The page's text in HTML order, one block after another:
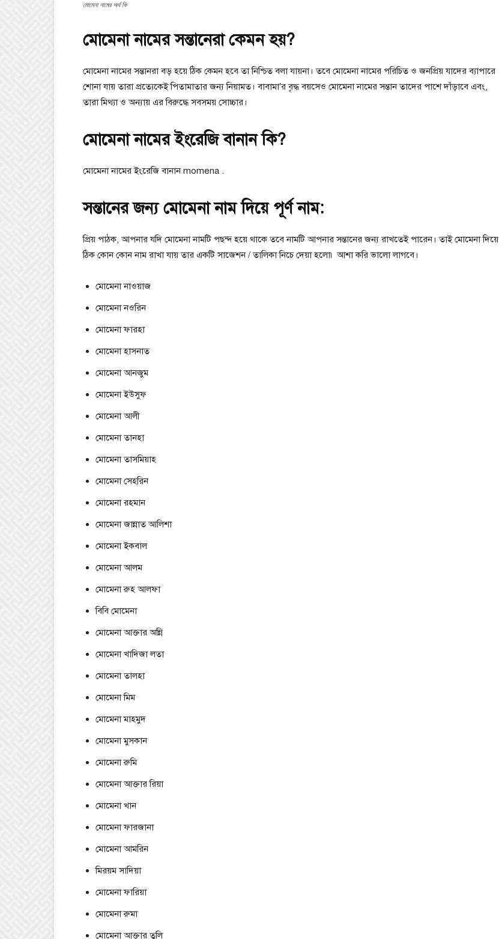
মোমেনা নামের অর্থ কি
মোমেনা নামের সন্তানেরা কেমন হয়?
মোমেনা নামের সন্তানরা বড় হয়ে ঠিক কেমন হবে তা নিশ্চিত বলা যায়না। তবে মোমেনা নামের পরিচিত ও জনপ্রিয় যাদের ব্যাপারে
শোনা যায় তারা প্রত্যেকেই পিতামাতার জন্য নিয়ামত। বাবামা’র বৃদ্ধ বয়সেও মোমেনা নামের সন্তান তাদের পাশে দাঁড়াবে এবং,
তারা মিথ্যা ও অন্যায় এর বিরুদ্ধে সবসময় সোচ্চার।
মোমেনা নামের ইংরেজি বানান কি?
মোমেনা নামের ইংরেজি বানান momena .
সন্তানের জন্য মোমেনা নাম দিয়ে পূর্ণ নাম:
প্রিয় পাঠক, আপনার যদি মোমেনা নামটি পছন্দ হয়ে থাকে তবে নামটি আপনার সন্তানের জন্য রাখতেই পারেন। তাই মোমেনা দিয়ে
ঠিক কোন কোন নাম রাখা যায় তার একটি সাজেশন / তালিকা নিচে দেয়া হলো৷ আশা করি ভালো লাগবে।
মোমেনা নাওয়াজ
মোমেনা নওরিন
মোমেনা ফারহা
মোমেনা হাসনাত
মোমেনা আনজুম
মোমেনা ইউসুফ
মোমেনা আলী
মোমেনা তানহা
মোমেনা তাসমিয়াহ
মোমেনা সেহরিন
মোমেনা রহমান
মোমেনা জান্নাত আলিশা
মোমেনা ইকবাল
মোমেনা আলম
মোমেনা রুহ আলফা
বিবি মোমেনা
মোমেনা আক্তার অন্নি
মোমেনা খাদিজা লতা
মোমেনা তালহা
মোমেনা মিম
মোমেনা মাহমুদ
মোমেনা মুসকান
মোমেনা রুমি
মোমেনা আক্তার রিয়া
মোমেনা খান
মোমেনা ফারজানা
মোমেনা আমরিন
মিরয়ম সাদিয়া
মোমেনা ফারিয়া
মোমেনা রুমা
মোমেনা আক্তার তুলি